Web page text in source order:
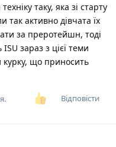
таку, яка зі старту
так активно дівчата їх
за преротейшн, тоді
зараз з цієї теми
курку, що приносить
Відповісти